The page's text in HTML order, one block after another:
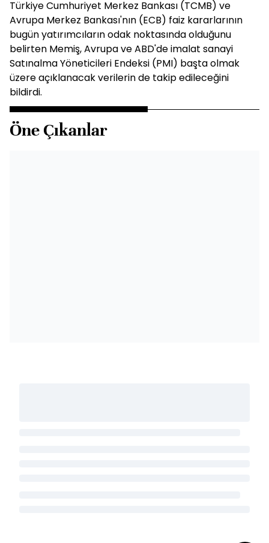
Türkiye Cumhuriyet Merkez Bankası (TCMB) ve
Avrupa Merkez Bankası'nın (ECB) faiz kararlarının
bugün yatırımcıların odak noktasında olduğunu
belirten Memiş, Avrupa ve ABD'de imalat sanayi
Satınalma Yöneticileri Endeksi (PMI) başta olmak
üzere açıklanacak verilerin de takip edileceğini
bildirdi.
Öne Çıkanlar